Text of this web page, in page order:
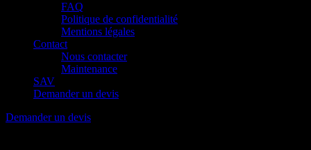
FAQ
Politique de confidentialité
Mentions légales
Contact
Nous contacter
Maintenance
SAV
Demander un devis
Demander un devis